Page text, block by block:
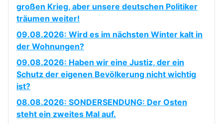
großen Krieg, aber unsere deutschen Politiker
träumen weiter!
09.08.2026: Wird es im nächsten Winter kalt in
der Wohnungen?
09.08.2026: Haben wir eine Justiz, der ein
Schutz der eigenen Bevölkerung nicht wichtig
ist?
08.08.2026: SONDERSENDUNG: Der Osten
steht ein zweites Mal auf.